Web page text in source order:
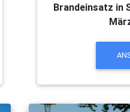
Brandeinsatz in